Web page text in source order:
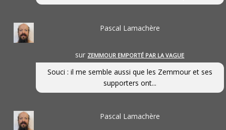
Pascal Lamachère
sur ZEMMOUR EMPORTÉ PAR LA VAGUE
Souci : il me semble aussi que les Zemmour et ses
supporters ont...
Pascal Lamachère